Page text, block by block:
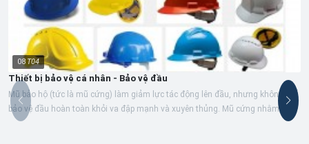
08 T04
Thiết bị bảo vệ cá nhân - Bảo vệ đầu
Mũ bảo hộ (tức là mũ cứng) làm giảm lực tác động lên đầu, nhưng không thể
bảo vệ đầu hoàn toàn khỏi va đập mạnh và xuyên thủng. Mũ cứng nhằm cung
cấp...